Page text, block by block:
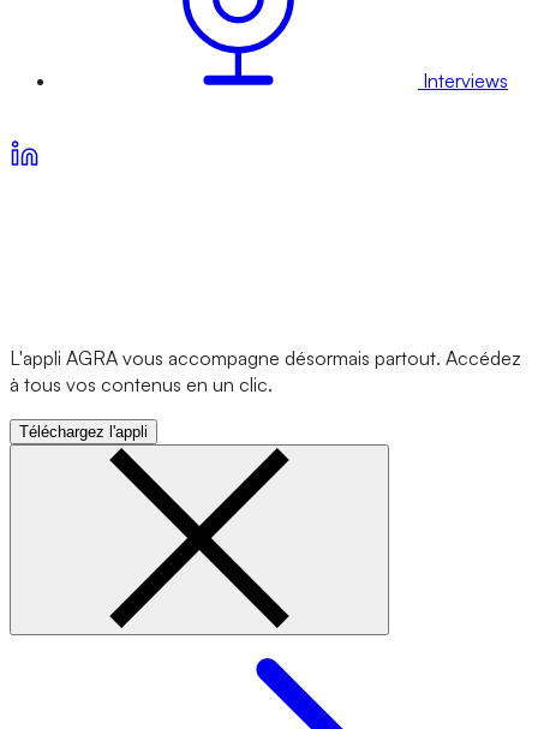
Interviews
L'appli AGRA vous accompagne désormais partout. Accédez
à tous vos contenus en un clic.
Téléchargez l'appli